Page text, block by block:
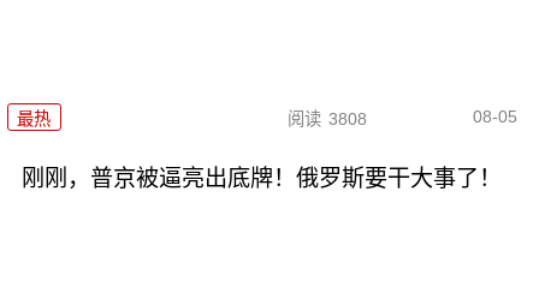
最热 阅读 3808 08-05
刚刚，普京被逼亮出底牌！俄罗斯要干大事了！